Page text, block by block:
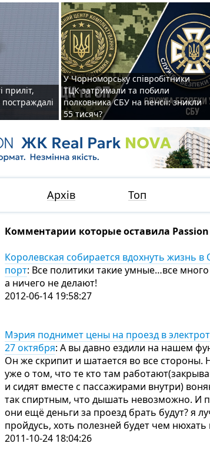
приліт,
У Чорноморську співробітники
ТЦК затримали та побили
полковника СБУ на пенсії: зникли
55 тисяч?
Архів Топ
Комментарии которые оставила
Королевская собирается вдохнуть жизнь в
порт: Все политики такие умные…все много
а ничего не делают!
2012-06-14 19:58:27
Мэрия поднимет цены на проезд в
27 октября: А вы давно ездили на нашем
Он же скрипит и шатается во все стороны.
уже о том, что те кто там
и сидят вместе с пассажирами внутри)
так спиртным, что дышать невозможно. И
они ещё деньги за проезд брать будут? я
пройдусь, хоть полезней будет чем нюхать
2011-10-24 18:04:26